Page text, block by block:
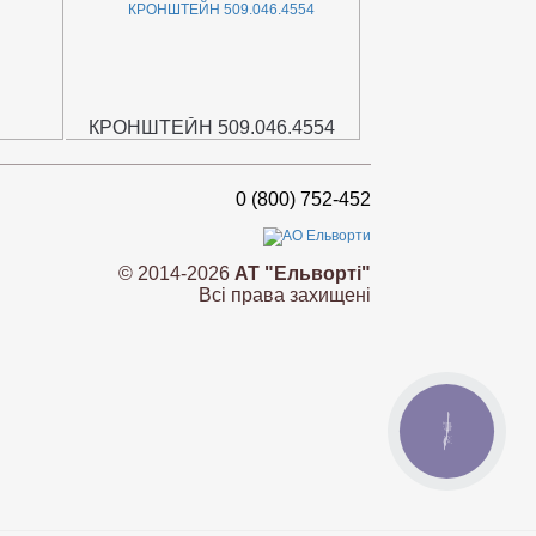
КРОНШТЕЙН 509.046.4554
0 (800) 752-452
© 2014-2026 АТ "Ельворті"
Всі права захищені